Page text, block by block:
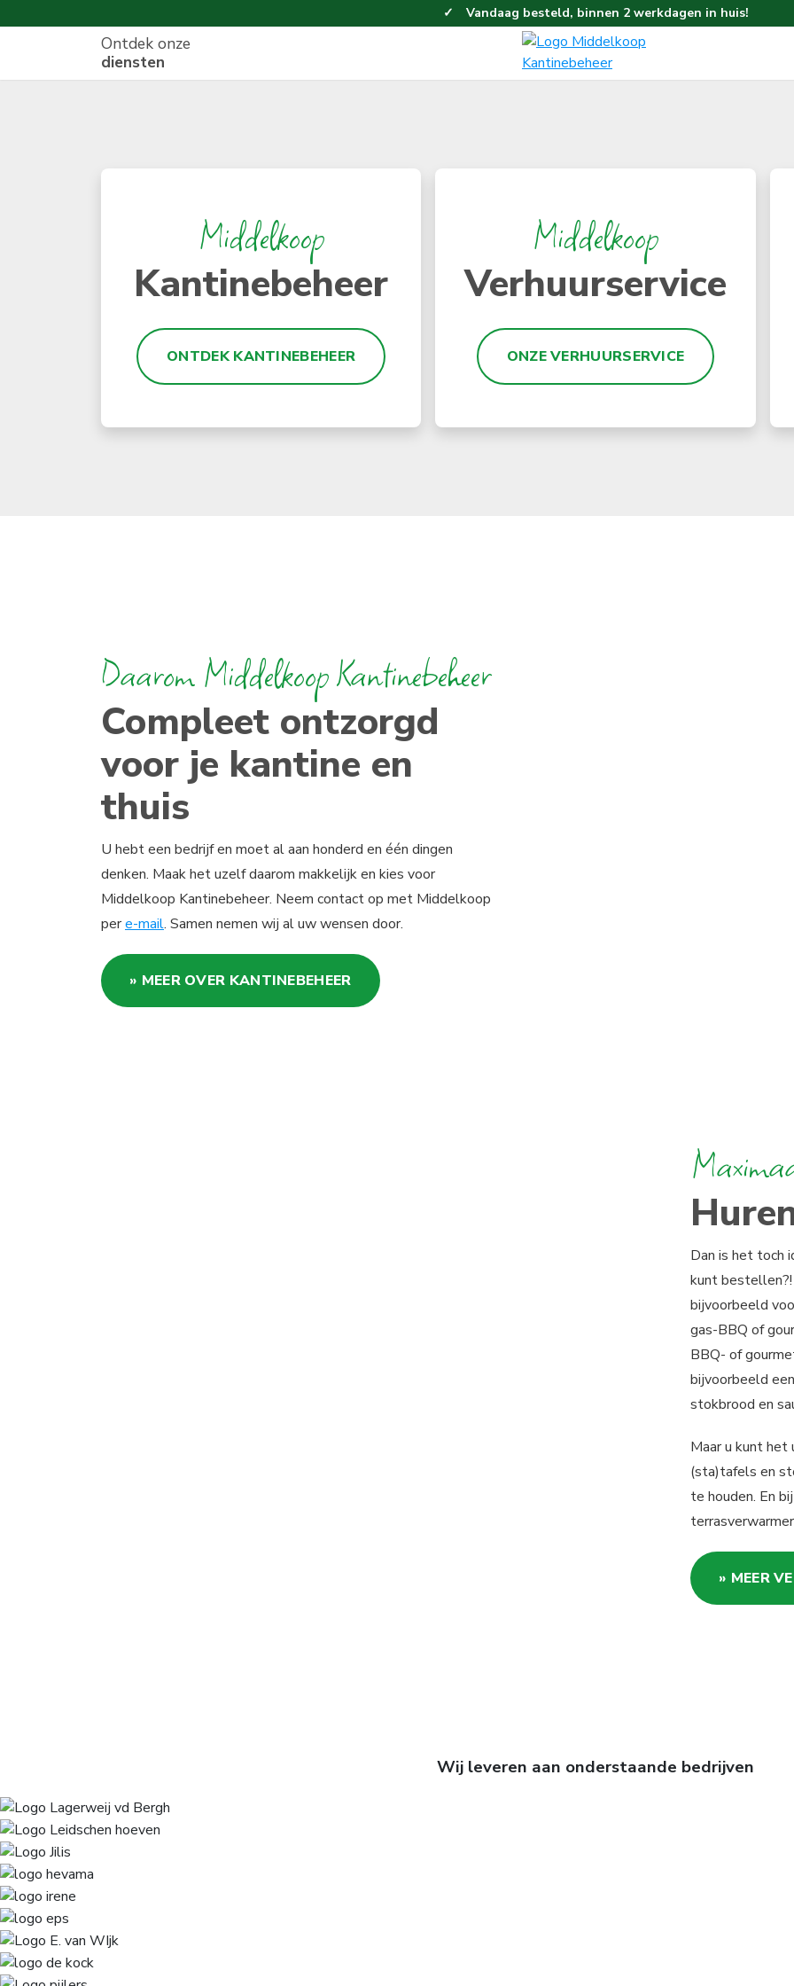
Vandaag besteld, binnen 2 werkdagen in huis!
Eenvoudig en gemakkelijk bestellen!
Gratis thuisbezorgd vanaf 100,-!
Ontdek onze
diensten
Middelkoop
Kantinebeheer
ONTDEK KANTINEBEHEER
Middelkoop
Verhuurservice
ONZE VERHUURSERVICE
Daarom Middelkoop Kantinebeheer
Compleet ontzorgd
voor je kantine en
thuis
U hebt een bedrijf en moet al aan honderd en één dingen
denken. Maak het uzelf daarom makkelijk en kies voor
Middelkoop Kantinebeheer. Neem contact op met Middelkoop
pere-mail. Samen nemen wij al uw wensen door.
» MEER OVER KANTINEBEHEER
Dan is het toch
kunt
bijvoorbeeld
gas-BBQ of
BBQ- of
bijvoorbeeld
stokbrood en
Maar u kunt het
(sta)tafels en
te houden. En
» MEER
Wij leveren aan onderstaande bedrijven